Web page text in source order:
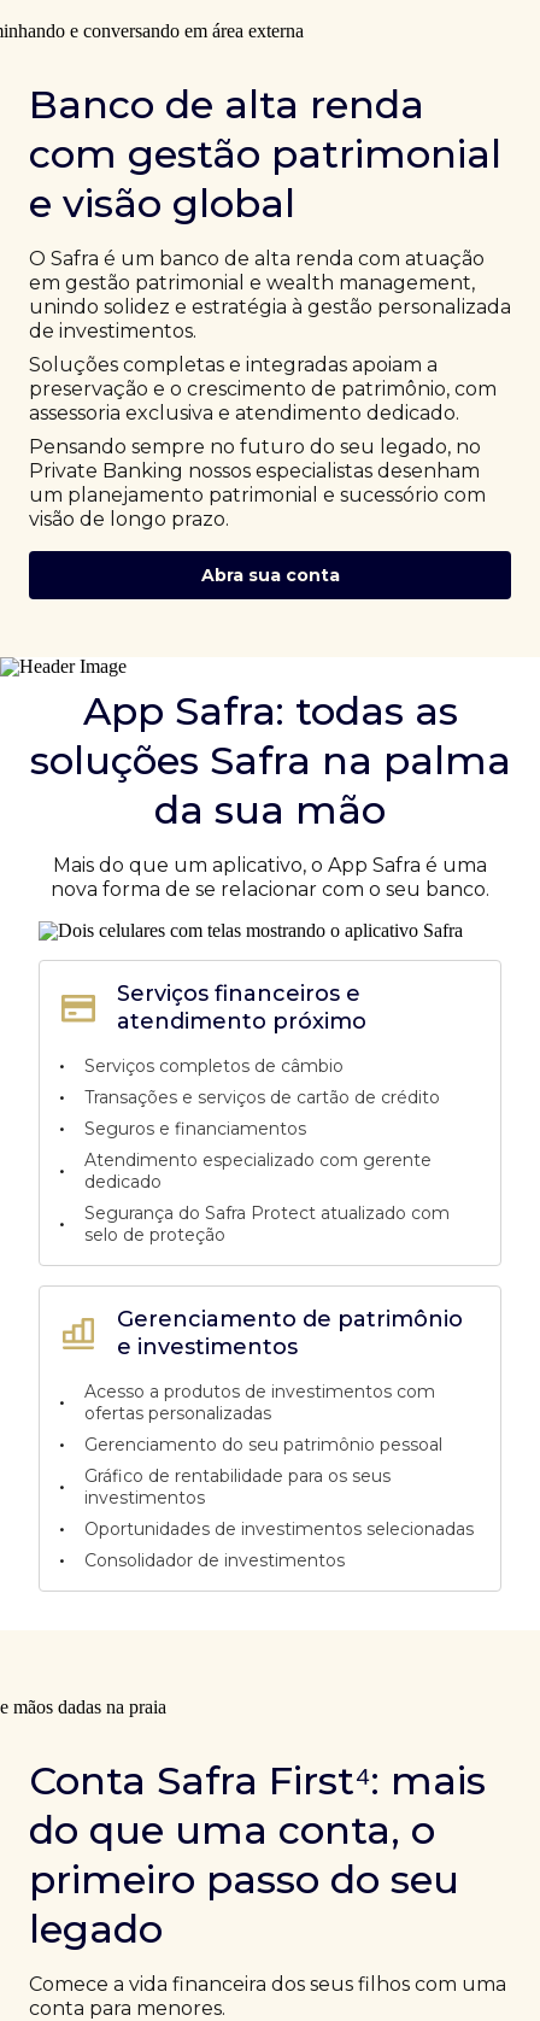
Banco de alta renda
com gestão patrimonial
e visão global
O Safra é um banco de alta renda com atuação
em gestão patrimonial e wealth management,
unindo solidez e estratégia à gestão personalizada
de investimentos.
Soluções completas e integradas apoiam a
preservação e o crescimento de patrimônio, com
assessoria exclusiva e atendimento dedicado.
Pensando sempre no futuro do seu legado, no
Private Banking nossos especialistas desenham
um planejamento patrimonial e sucessório com
visão de longo prazo.
Abra sua conta
App Safra: todas as
soluções Safra na palma
da sua mão
Mais do que um aplicativo, o App Safra é uma
nova forma de se relacionar com o seu banco.
Gerenciamento de patrimônio
e investimentos
•
Acesso a produtos de investimentos com
ofertas personalizadas
• Gerenciamento do seu patrimônio pessoal
•
Gráfico de rentabilidade para os seus
investimentos
• Oportunidades de investimentos selecionadas
• Consolidador de investimentos
Serviços financeiros e
atendimento próximo
•
Serviços completos de câmbio
• Transações e serviços de cartão de crédito
• Seguros e financiamentos
•
Atendimento especializado com gerente
dedicado
•
Segurança do Safra Protect atualizado com
selo de proteção
Conta Safra First⁴: mais
do que uma conta, o
primeiro passo do seu
legado
Comece a vida financeira dos seus filhos com uma
conta para menores.